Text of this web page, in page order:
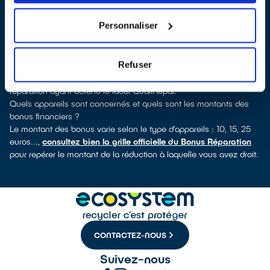
Personnaliser
Refuser
découvrirez pour quels types d’appareils ce professionnel a
télévision, téléphone mobile, outils électriques : à chaque famille
d’équipements son réparateur spécialisé et labellisé QualiRépar.
Comment bénéficier du Bonus Réparation à Domérat ?
Immédiatement déduit de la facture par le réparateur, le Bonus
Réparation est en vigueur chez tous les professionnels de la
réparation ayant obtenu le label QualiRépar.
Quels appareils sont concernés et quels sont les montants des
bonus financiers ?
Le montant des bonus varie selon le type d’appareils : 10, 15, 25
euros..., consultez bien la grille officielle du Bonus Réparation
pour repérer le montant de la réduction à laquelle vous avez droit.
CONTACTEZ-NOUS
Suivez-nous